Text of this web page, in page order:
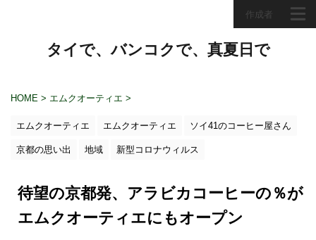
作成者
タイで、バンコクで、真夏日で
HOME > エムクオーティエ >
エムクオーティエ エムクオーティエ ソイ41のコーヒー屋さん
京都の思い出 地域 新型コロナウィルス
待望の京都発、アラビカコーヒーの％が
エムクオーティエにもオープン